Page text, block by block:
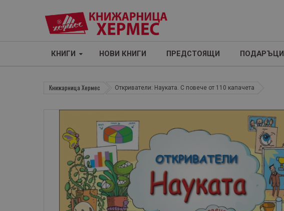
КНИГИ НОВИ КНИГИ ПРЕДСТОЯЩИ ПОДАРЪЦИ
Книжарница Хермес Откриватели: Науката. С повече от 110 капачета